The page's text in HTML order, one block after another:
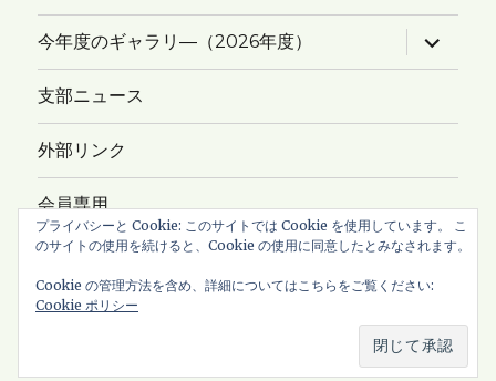
今年度のギャラリ―（2026年度）
サ
ブ
メ
ー
開
支部ニュース
外部リンク
会員専用
サイトマップ
新ハイキングクラブ・横浜支部All Rights
プライバシーと Cookie: このサイトでは Cookie を使用しています。 こ
のサイトの使用を続けると、Cookie の使用に同意したとみなされます。
Cookie の管理方法を含め、詳細についてはこちらをご覧ください:
Cookie ポリシー